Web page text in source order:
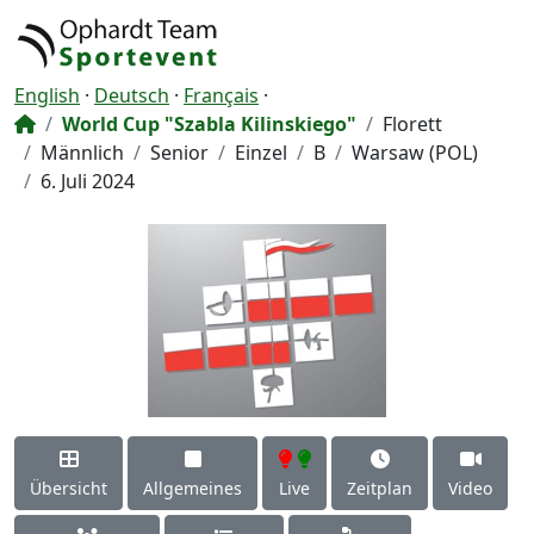
English · Deutsch · Français ·
World Cup "Szabla Kilinskiego"
Florett
Männlich
Senior Einzel B
Warsaw (POL)
6. Juli 2024
Übersicht Allgemeines Live Zeitplan Video